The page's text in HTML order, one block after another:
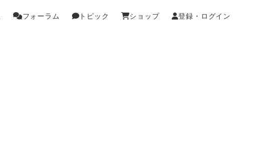
フォーラム トピック ショップ 登録・ログイン